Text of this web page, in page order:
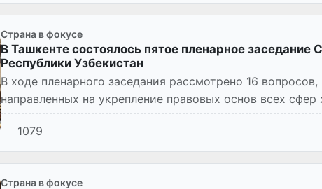
Страна в фокусе
В Ташкенте состоялось пятое пленарное
Республики Узбекистан
В ходе пленарного заседания рассмотрено 16 вопросов,
направленных на укрепление правовых основ всех
эффективности осуществля...
1079
Страна в фокусе